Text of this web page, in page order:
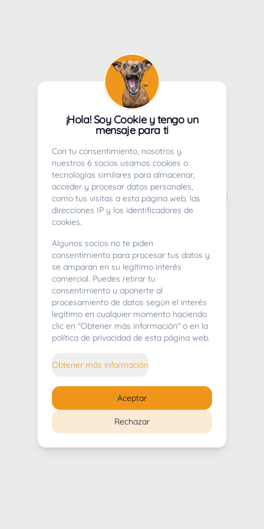
404
Whoops! Lo sentimos mucho.
¡Hola! Soy Cookie y tengo un
mensaje para ti
Con tu consentimiento, nosotros y
nuestros 6 socios usamos cookies o
tecnologías similares para almacenar,
acceder y procesar datos personales,
como tus visitas a esta página web, las
direcciones IP y los identificadores de
cookies.
Algunos socios no te piden
consentimiento para procesar tus datos y
se amparan en su legítimo interés
comercial. Puedes retirar tu
consentimiento u oponerte al
procesamiento de datos según el interés
legítimo en cualquier momento haciendo
clic en "Obtener más información" o en la
política de privacidad de esta página web.
Obtener más información
Rechazar
Aceptar